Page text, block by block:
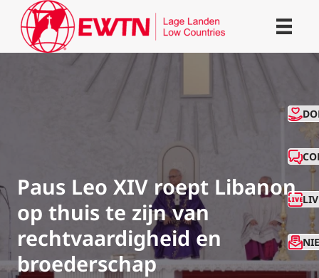
Paus Leo XIV roept Libanon
op thuis te zijn van
rechtvaardigheid en
broederschap